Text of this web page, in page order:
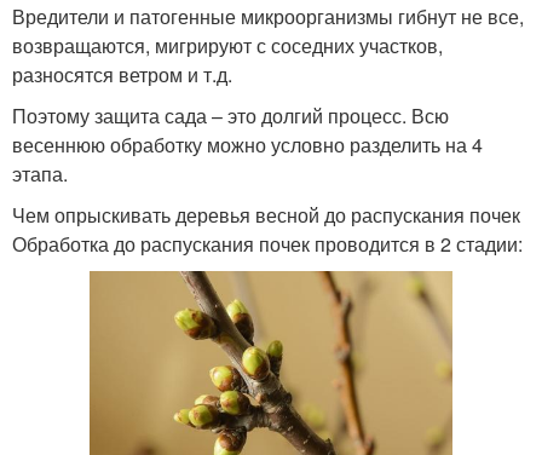
Вредители и патогенные микроорганизмы гибнут не все,
возвращаются, мигрируют с соседних участков,
разносятся ветром и т.д.
Поэтому защита сада – это долгий процесс. Всю
весеннюю обработку можно условно разделить на 4
этапа.
Чем опрыскивать деревья весной до распускания почек
Обработка до распускания почек проводится в 2 стадии: